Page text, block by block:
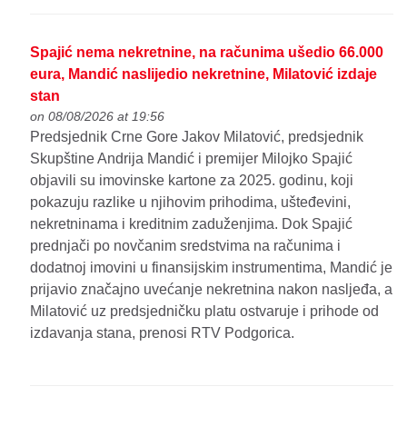
Spajić nema nekretnine, na računima ušedio 66.000
eura, Mandić naslijedio nekretnine, Milatović izdaje
stan
on 08/08/2026 at 19:56
Predsjednik Crne Gore Jakov Milatović, predsjednik
Skupštine Andrija Mandić i premijer Milojko Spajić
objavili su imovinske kartone za 2025. godinu, koji
pokazuju razlike u njihovim prihodima, ušteđevini,
nekretninama i kreditnim zaduženjima. Dok Spajić
prednjači po novčanim sredstvima na računima i
dodatnoj imovini u finansijskim instrumentima, Mandić je
prijavio značajno uvećanje nekretnina nakon nasljeđa, a
Milatović uz predsjedničku platu ostvaruje i prihode od
izdavanja stana, prenosi RTV Podgorica.